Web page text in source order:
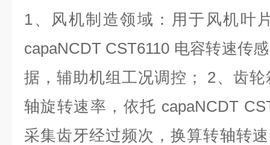
1 、风机制造领域：用于风机叶
capaNCDT CST6110 电容转速传
据，辅助机组工况调控； 2、齿
轴旋转速率，依托 capaNCDT
采集齿牙经过频次，换算转轴转